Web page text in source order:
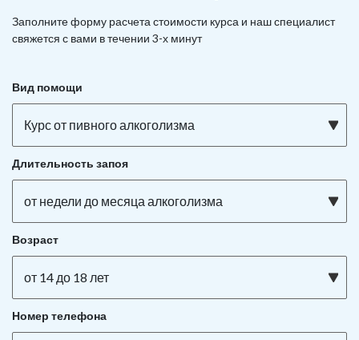
Заполните форму расчета стоимости курса и наш специалист
свяжется с вами в течении 3-х минут
Вид помощи
Курс от пивного алкоголизма
Длительность запоя
от недели до месяца алкоголизма
Возраст
от 14 до 18 лет
Номер телефона